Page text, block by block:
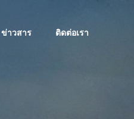
ข่าวสาร ติดต่อเรา